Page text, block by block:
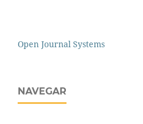
Open Journal Systems
NAVEGAR